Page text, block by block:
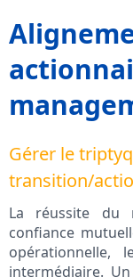
Gérer le
transition/
La réussite du
confiance
opérationnelle,
intermédiaire.